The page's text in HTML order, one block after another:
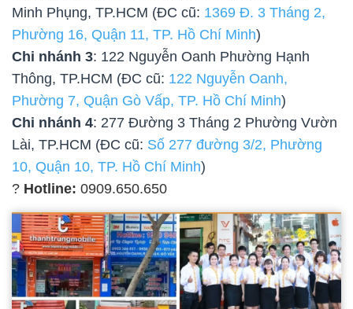
Minh Phụng, TP.HCM (ĐC cũ: 1369 Đ. 3 Tháng 2,
Phường 16, Quận 11, TP. Hồ Chí Minh)
Chi nhánh 3: 122 Nguyễn Oanh Phường Hạnh
Thông, TP.HCM (ĐC cũ: 122 Nguyễn Oanh,
Phường 7, Quận Gò Vấp, TP. Hồ Chí Minh)
Chi nhánh 4: 277 Đường 3 Tháng 2 Phường Vườn
Lài, TP.HCM (ĐC cũ: Số 277 đường 3/2, Phường
10, Quận 10, TP. Hồ Chí Minh)
? Hotline: 0909.650.650